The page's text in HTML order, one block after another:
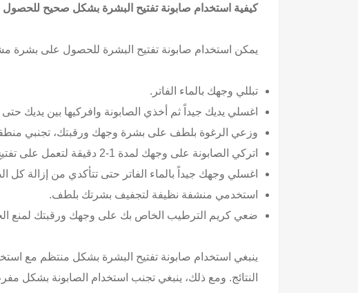
كيفية استخدام صابونة تفتيح البشرة بشكل صحيح
يمكن استخدام صابونة تفتيح البشرة للحصول على بشرة
تبللي وجهك بالماء الفاتر.
اغسلي يديك جيداً ثم أخذي الصابونة وافركيها بين يديك
وزعي الرغوة بلطف على بشرة وجهك ورقبتك، تجنبي
اتركي الصابونة على وجهك لمدة 1-2 دقيقة لتعمل على تفتيح البشرة.
اغسلي وجهك جيداً بالماء الفاتر حتى تتأكدي من إزالة كل
استخدمي منشفة نظيفة لتجفيف بشرتك بلطف.
ضعي كريم الترطيب الخاص بك على وجهك ورقبتك لمنع
ينبغي استخدام صابونة تفتيح البشرة بشكل منتظم مع
النتائج. ومع ذلك، ينبغي تجنب استخدام الصابونة بشكل